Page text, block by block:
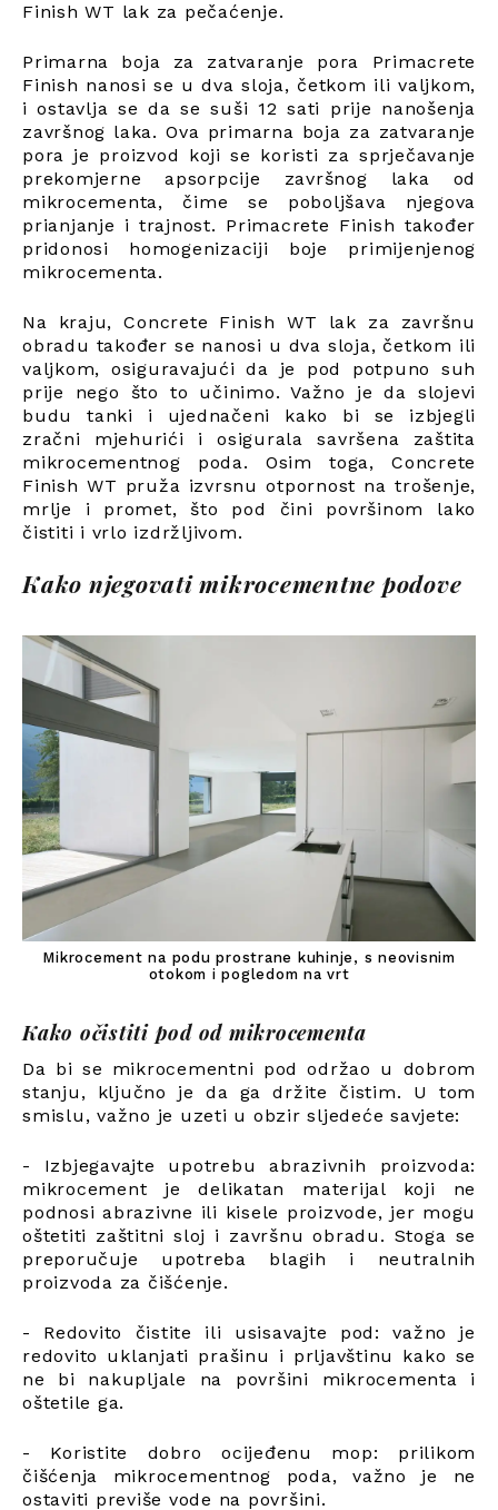
Finish WT lak za pečaćenje.
Primarna boja za zatvaranje pora Primacrete
Finish nanosi se u dva sloja, četkom ili valjkom,
i ostavlja se da se suši 12 sati prije nanošenja
završnog laka. Ova primarna boja za zatvaranje
pora je proizvod koji se koristi za sprječavanje
prekomjerne apsorpcije završnog laka od
mikrocementa, čime se poboljšava njegova
prianjanje i trajnost. Primacrete Finish također
pridonosi homogenizaciji boje primijenjenog
mikrocementa.
Na kraju, Concrete Finish WT lak za završnu
obradu također se nanosi u dva sloja, četkom ili
valjkom, osiguravajući da je pod potpuno suh
prije nego što to učinimo. Važno je da slojevi
budu tanki i ujednačeni kako bi se izbjegli
zračni mjehurići i osigurala savršena zaštita
mikrocementnog poda. Osim toga, Concrete
Finish WT pruža izvrsnu otpornost na trošenje,
mrlje i promet, što pod čini površinom lako
čistiti i vrlo izdržljivom.
Kako njegovati mikrocementne podove
Mikrocement na podu prostrane kuhinje, s neovisnim
otokom i pogledom na vrt
Kako očistiti pod od mikrocementa
Da bi se mikrocementni pod održao u dobrom
stanju, ključno je da ga držite čistim. U tom
smislu, važno je uzeti u obzir sljedeće savjete:
- Izbjegavajte upotrebu abrazivnih proizvoda:
mikrocement je delikatan materijal koji ne
podnosi abrazivne ili kisele proizvode, jer mogu
oštetiti zaštitni sloj i završnu obradu. Stoga se
preporučuje upotreba blagih i neutralnih
proizvoda za čišćenje.
- Redovito čistite ili usisavajte pod: važno je
redovito uklanjati prašinu i prljavštinu kako se
ne bi nakupljale na površini mikrocementa i
oštetile ga.
- Koristite dobro ocijeđenu mop: prilikom
čišćenja mikrocementnog poda, važno je ne
ostaviti previše vode na površini.